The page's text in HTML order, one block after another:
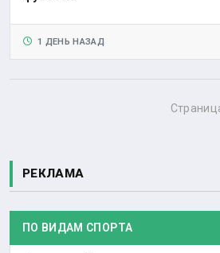
1 ДЕНЬ НАЗАД
РЕКЛАМА
ПО ВИДАМ СПОРТА